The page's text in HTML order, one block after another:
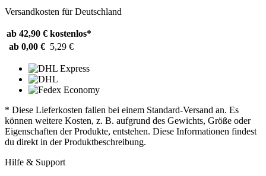
Versandkosten für Deutschland
ab 42,90 € kostenlos*
ab 0,00 € 5,29 €
* Diese Lieferkosten fallen bei einem Standard-Versand an. Es
können weitere Kosten, z. B. aufgrund des Gewichts, Größe oder
Eigenschaften der Produkte, entstehen. Diese Informationen findest
du direkt in der Produktbeschreibung.
Hilfe & Support